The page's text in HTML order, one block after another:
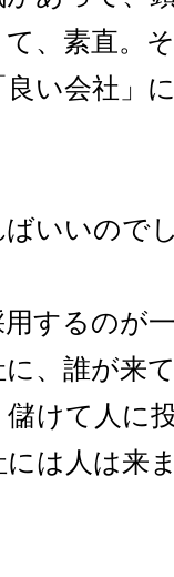
、素直。
い会社」
ばいいので
用するのが
、誰が来
けて人に
は人は来